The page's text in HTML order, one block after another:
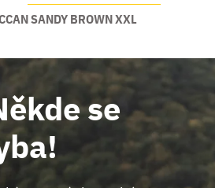
SANDY BROWN XXL
se